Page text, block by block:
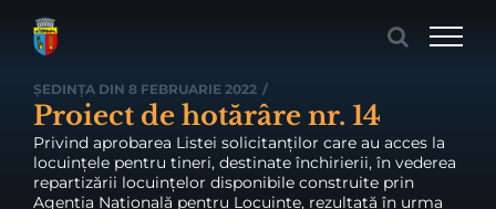
ȘEDINȚA DIN 8 FEBRUARIE 2022 /
Proiect de hotărâre nr. 14
Privind aprobarea Listei solicitanților care au acces la
locuințele pentru tineri, destinate închirierii, în vederea
repartizării locuințelor disponibile construite prin
Agenția Națională pentru Locuințe, rezultată în urma